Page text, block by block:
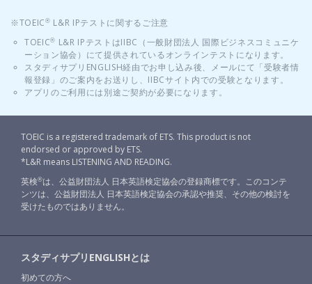
※TOEIC® L&R IPテストに関するご注意
TOEIC® L&R IPテストはIIBC（一般財団法人 国際ビジネスコミュニケ
ーション協会）にて提供されているオンラインテストになります。
スタディサプリENGLISH経由でお申し込み後、メールにて「受験者情
報登録」のご案内をお送りし、IIBCサイト内での受験となります。
アプリのご利用には別途ご契約が必要になります。
TOEIC is a registered trademark of ETS. This product is not
endorsed or approved by ETS.
*L&R means LISTENING AND READING.
英検®は、公益財団法人 日本英語検定協会の登録商標です。このコンテ
ンツは、公益財団法人 日本英語検定協会の承認や推奨、その他の検討を
受けたものではありません。
スタディサプリENGLISHとは
初めての方へ